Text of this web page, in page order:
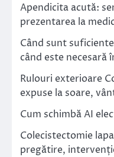
Apendicita acută:
prezentarea la
Când sunt
când este necesară
Rulouri exterioare
expuse la soare,
Cum schimbă AI
Colecistectomie
pregătire,